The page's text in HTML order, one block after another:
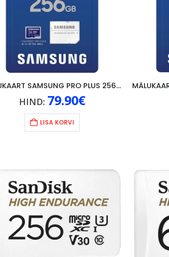
MÄLUKAART SAMSUNG PRO PLUS 256GB U3/A2/V30/4K, SININE
HIND: 79.90€
LISA KORVI